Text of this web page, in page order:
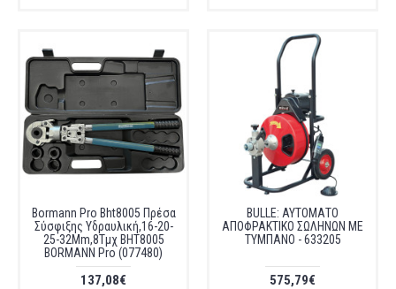
Bormann Pro Bht8005 Πρέσα
Σύσφιξης Υδραυλική,16-20-
25-32Mm,8Τμχ BHT8005
BORMANN Pro (077480)
137,08€
BULLE: ΑΥΤΟΜΑΤΟ
ΑΠΟΦΡΑΚΤΙΚΟ ΣΩΛΗΝΩΝ ΜΕ
ΤΥΜΠΑΝΟ - 633205
575,79€